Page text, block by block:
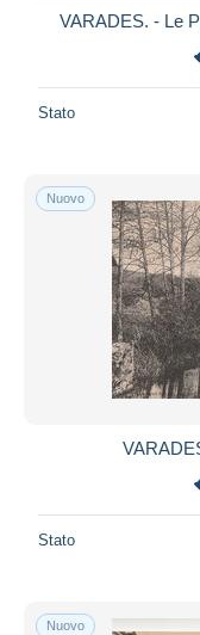
VARADES. - Le
Stato
Nuovo
Stato
Nuovo